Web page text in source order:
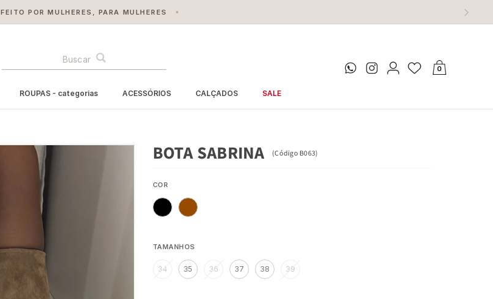
FEITO POR MULHERES, PARA MULHERES
0
ROUPAS - categorias ACESSÓRIOS CALÇADOS SALE
BOTA SABRINA (Código B063)
COR
TAMANHOS
34 35 36 37 38 39